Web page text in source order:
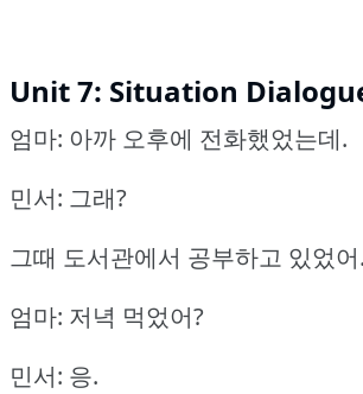
Unit 7: Situation
엄마: 아까 오후에 전화했었는데.
민서: 그래?
그때 도서관에서 공부하고 있었어.
엄마: 저녁 먹었어?
민서: 응.